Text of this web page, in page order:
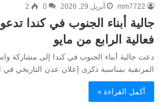
mm7722 أبريل 29, 2026 0
2
جالية أبناء الجنوب في كندا
فعالية الرابع من مايو
‏دعت جالية أبناء الجنوب في كندا إلى مشاركة
المرتقبة بمناسبة ذكرى إعلان عدن التاريخي في
أكمل القراءة »